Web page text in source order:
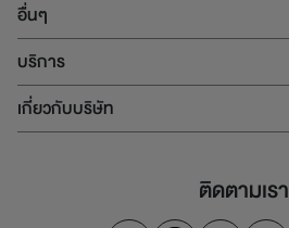
อื่นๆ
บริการ
เกี่ยวกับบริษัท
ติดตามเรา